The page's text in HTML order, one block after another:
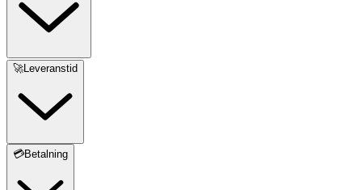
🚀Leveranstid
💳Betalning